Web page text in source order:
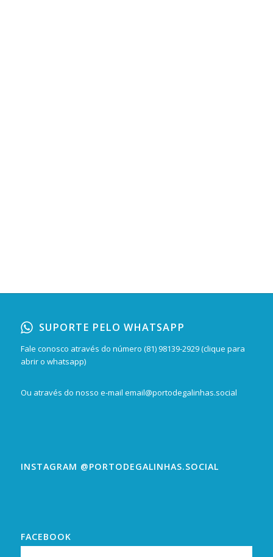
SUPORTE PELO WHATSAPP
Fale conosco através do número (81) 98139-2929 (clique para
abrir o whatsapp)
Ou através do nosso e-mail email@portodegalinhas.social
INSTAGRAM @PORTODEGALINHAS.SOCIAL
FACEBOOK